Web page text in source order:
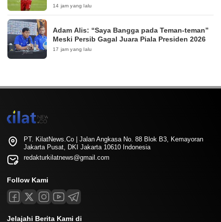
14 jam yang lalu
Adam Alis: “Saya Bangga pada Teman-teman”
Meski Persib Gagal Juara Piala Presiden 2026
17 jam yang lalu
PT. KilatNews.Co | Jalan Angkasa No. 88 Blok B3, Kemayoran
Jakarta Pusat, DKI Jakarta 10610 Indonesia
redakturkilatnews@gmail.com
Follow Kami
Jelajahi Berita Kami di